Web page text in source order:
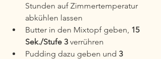
Stunden auf Zimmertemperatur
abkühlen lassen
Butter in den Mixtopf geben, 15
Sek./Stufe 3 verrühren
Pudding dazu geben und 3